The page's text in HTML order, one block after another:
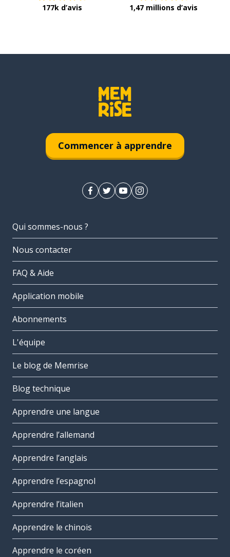
177k d’avis 1,47 millions d’avis
Commencer à apprendre
Qui sommes-nous ?
Nous contacter
FAQ & Aide
Application mobile
Abonnements
L'équipe
Le blog de Memrise
Blog technique
Apprendre une langue
Apprendre l’allemand
Apprendre l’anglais
Apprendre l’espagnol
Apprendre l’italien
Apprendre le chinois
Apprendre le coréen